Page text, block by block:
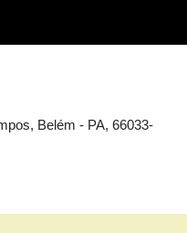
Belém - PA, 66033-